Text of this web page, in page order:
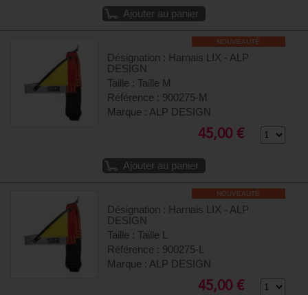
Ajouter au panier
NOUVEAUTÉ
Désignation : Harnais LIX - ALP
DESIGN
Taille : Taille M
Référence : 900275-M
Marque : ALP DESIGN
45,00 €
Ajouter au panier
NOUVEAUTÉ
Désignation : Harnais LIX - ALP
DESIGN
Taille : Taille L
Référence : 900275-L
Marque : ALP DESIGN
45,00 €